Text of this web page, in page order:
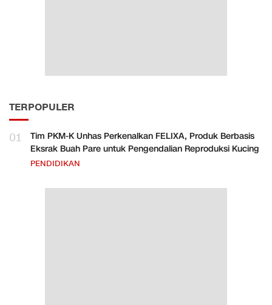
TERPOPULER
01
Tim PKM-K Unhas Perkenalkan FELIXA, Produk Berbasis
Eksrak Buah Pare untuk Pengendalian Reproduksi Kucing
PENDIDIKAN